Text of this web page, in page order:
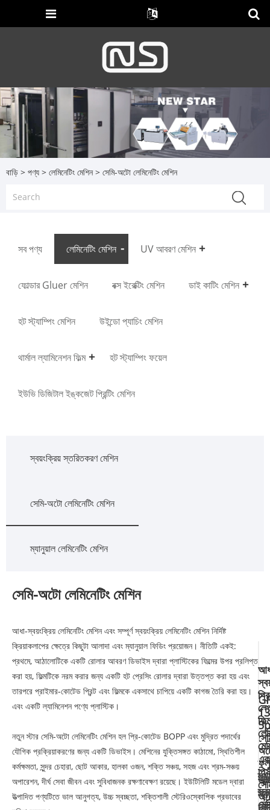
বাড়ি > পণ্য > লেমিনেটিং মেশিন> সেমি-অটো লেমিনেটিং মেশিন
সব পণ্য লেমিনেটিং মেশিন UV আবরণ মেশিন
ফোল্ডার Gluer মেশিন বক্স ইরেক্টিং মেশিন ডাই কাটিং মেশিন
হট স্ট্যাম্পিং মেশিন উইন্ডো প্যাচিং মেশিন
থার্মাল ল্যামিনেশন ফিল্ম হট স্ট্যাম্পিং ফয়েল
ইউভি ডিজিটাল ইঙ্কজেট প্রিন্টিং মেশিন
স্বয়ংক্রিয় স্তরিতকরণ মেশিন
সেমি-অটো লেমিনেটিং মেশিন
ম্যানুয়াল লেমিনেটিং মেশিন
সেমি-অটো লেমিনেটিং মেশিন
আধা-স্বয়ংক্রিয় লেমিনেটিং মেশিন এবং সম্পূর্ণ স্বয়ংক্রিয় লেমিনেটিং মেশিন নির্দিষ্ট
ক্রিয়াকলাপের ক্ষেত্রে কিছুটা আলাদা এবং ম্যানুয়াল ফিডিং প্রয়োজন। নীতিটি একই:
প্রথমে, আঠালোটিকে একটি রোলার আবরণ ডিভাইস দ্বারা প্লাস্টিকের ফিল্মের উপর প্রলিপ্ত
করা হয়, ফিল্মটিকে নরম করার জন্য একটি হট প্রেসিং রোলার দ্বারা উত্তপ্ত করা হয় এবং
তারপরে প্রাইমার-কোটেড প্রিন্ট এবং ফিল্মকে একসাথে চাপিয়ে একটি কাগজ তৈরি করা হয়।
এবং একটি ল্যামিনেশন পণ্যে প্লাস্টিক।
নতুন স্টার সেমি-অটো লেমিনেটিং মেশিন হল প্রি-কোটেড BOPP এবং মুদ্রিত পদার্থের
যৌগিক প্রক্রিয়াকরণের জন্য একটি ডিভাইস। মেশিনের যুক্তিসঙ্গত কাঠামো, স্থিতিশীল
কর্মক্ষমতা, সুন্দর চেহারা, ছোট আকার, হালকা ওজন, শক্তি সঞ্চয়, সহজ এবং শ্রম-সঞ্চয়
অপারেশন, দীর্ঘ সেবা জীবন এবং সুবিধাজনক রক্ষণাবেক্ষণ রয়েছে। ইউটিলিটি মডেল দ্বারা
উত্পাদিত পণ্যটিতে ভাল আনুগত্য, উচ্চ স্বচ্ছতা, শক্তিশালী স্টেরিওস্কোপিক প্রভাবের
পিস